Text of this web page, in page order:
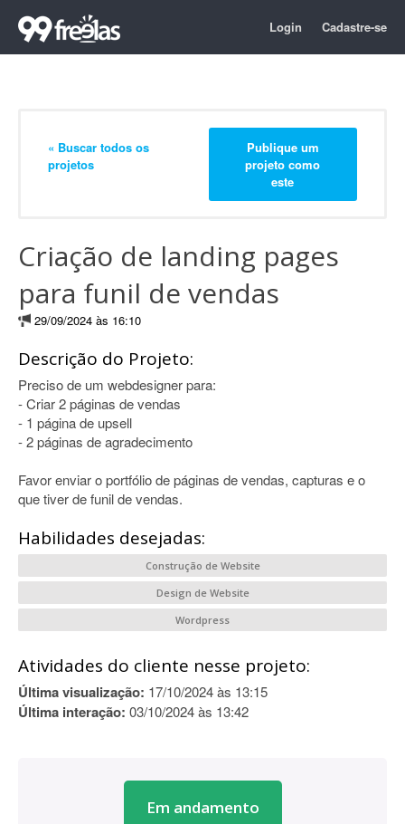
Login Cadastre-se
« Buscar todos os
projetos
Publique um
projeto como
este
Criação de landing pages
para funil de vendas
29/09/2024 às 16:10
Descrição do Projeto:
Preciso de um webdesigner para:
- Criar 2 páginas de vendas
- 1 página de upsell
- 2 páginas de agradecimento
Favor enviar o portfólio de páginas de vendas, capturas e o
que tiver de funil de vendas.
Habilidades desejadas:
Construção de Website
Design de Website
Wordpress
Atividades do cliente nesse projeto:
Última visualização: 17/10/2024 às 13:15
Última interação: 03/10/2024 às 13:42
Em andamento